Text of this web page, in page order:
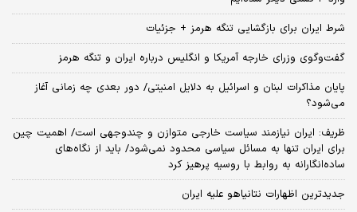
شرط ایران برای بازگشایی تنگه هرمز + جزئیات
گفت‌وگوی وزرای خارجه آمریکا و انگلیس درباره ایران و تنگه هرمز
پایان مذاکرات لبنان و اسرائیل به دلایل امنیتی/ دور بعدی چه زمانی آغاز
می‌شود؟
ظریف: ایران نیازمند سیاست خارجی متوازن و چندوجهی است/ اهمیت چین
برای ایران تنها به مسائل سیاسی محدود نمی‌شود/ باید از نگاه‌های
ساده‌انگارانه به روابط با روسیه پرهیز کرد
جدیدترین اظهارات نتانیاهو علیه ایران